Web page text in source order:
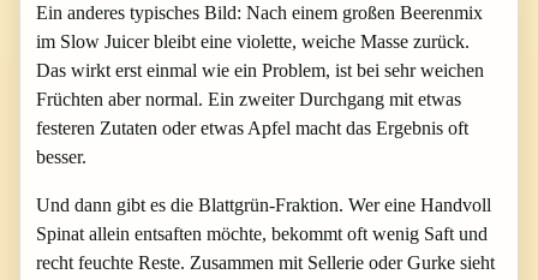
Ein anderes typisches Bild: Nach einem großen Beerenmix
im Slow Juicer bleibt eine violette, weiche Masse zurück.
Das wirkt erst einmal wie ein Problem, ist bei sehr weichen
Früchten aber normal. Ein zweiter Durchgang mit etwas
festeren Zutaten oder etwas Apfel macht das Ergebnis oft
besser.
Und dann gibt es die Blattgrün-Fraktion. Wer eine Handvoll
Spinat allein entsaften möchte, bekommt oft wenig Saft und
recht feuchte Reste. Zusammen mit Sellerie oder Gurke sieht